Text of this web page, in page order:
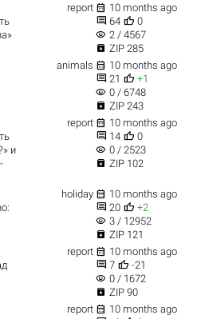
report  10 months ago
 64  0
visibility 2 / 4567
 ZIP 285
animals  10 months ago
 21  +1
visibility 0 / 6748
 ZIP 243
и
report  10 months ago
 14  0
visibility 0 / 2523
 ZIP 102
holiday  10 months ago
 20  +2
visibility 3 / 12952
 ZIP 121
report  10 months ago
 7  -21
visibility 0 / 1672
 ZIP 90
report  10 months ago